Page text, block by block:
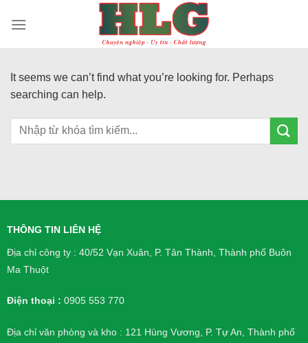
It seems we can’t find what you’re looking for. Perhaps
searching can help.
THÔNG TIN LIÊN HỆ
Địa chỉ công ty : 40/52 Vạn Xuân, P. Tân Thành, Thành phố Buôn
Ma Thuột
Điện thoại : 0905 553 770
Địa chỉ văn phòng và kho : 121 Hùng Vương, P. Tự An, Thành phố